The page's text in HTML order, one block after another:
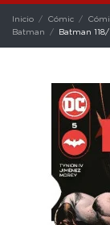
Inicio Cómic
Batman
Batman